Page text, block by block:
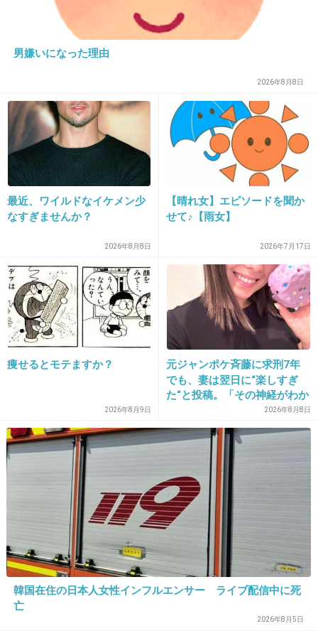
2026/07/07(火) 21:14:53
好きでもない人から好意を感じると逃げちゃう
のは分かるが
主は好きな相手と相思相愛でもなんだよね？
失うことを先回りして考えちゃうのかな
+23 -1
何か獲物を狙うような目をする時あるよね
ドスケベ顔とか
-1
好きだったのに告白されたり付き合ったら気持
ち悪くなる
学生時代〇〇がガル子のこと好きらしいみたい
な噂が流れたときもそれまで普通に仲良くでき
てたのに一気にその人のこと気持ち悪くなった
何が原因か自分でもわからない
結婚願望あるけど無理だろうな
1件の返信
男嫌いになった理由
2026年8月8日
最近、ワイルドなイケメン少
なすぎませんか？
2026年8月8日
【晴れ女】エピソードを聞か
せて♪【雨女】
2026年7月17日
痩せるとモテますか？
2026年8月9日
元ジャンポケ斉藤に求刑7年
でも、妻は翌日に“楽しすぎ
た“と投稿。「その神経がわか
2026年8月8日
韓国在住の日本人女性インフルエンサー ライブ配信中に死
亡
2026年8月5日